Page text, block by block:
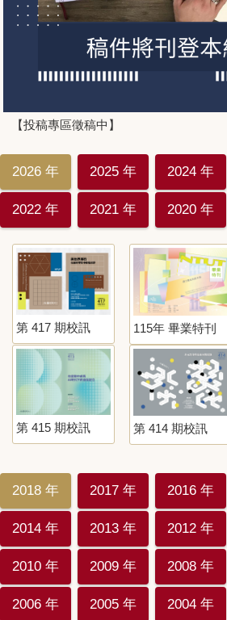
【投稿專區徵稿中】
2026 年 2025 年 2024 年
2022 年 2021 年 2020 年
第 417 期校訊 115年 畢業特刊
第 415 期校訊 第 414 期校訊
2018 年 2017 年 2016 年
2014 年 2013 年 2012 年
2010 年 2009 年 2008 年
2006 年 2005 年 2004 年